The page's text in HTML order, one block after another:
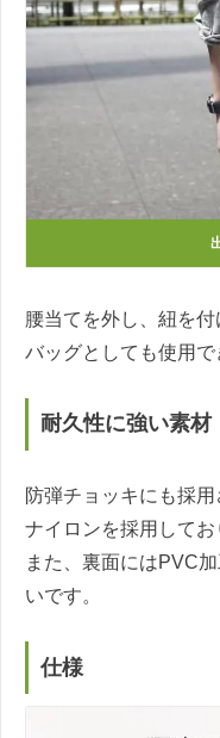
腰当てを外し、紐を
バッグとしても使用で
耐久性に強い素材
防弾チョッキにも採
ナイロンを採用してお
また、裏面にはPVC
いです。
仕様